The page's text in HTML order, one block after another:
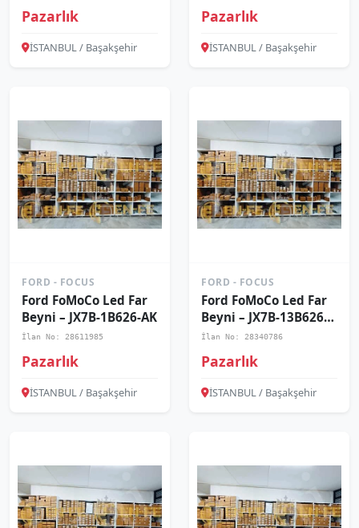
Pazarlık
İSTANBUL / Başakşehir
Pazarlık
İSTANBUL / Başakşehir
FORD - FOCUS
Ford FoMoCo Led Far
Beyni – JX7B-1B626-AK
İlan No: 28611985
Pazarlık
İSTANBUL / Başakşehir
FORD - FOCUS
Ford FoMoCo Led Far
Beyni – JX7B-13B626-
BH
İlan No: 28340786
Pazarlık
İSTANBUL / Başakşehir